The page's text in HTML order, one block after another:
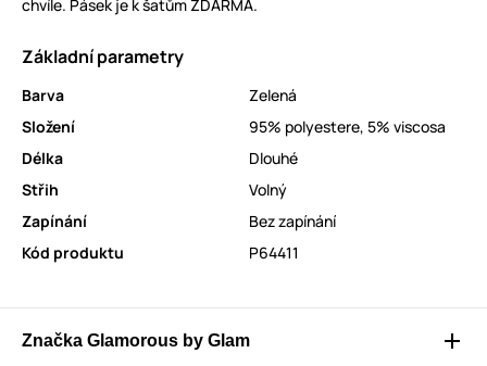
chvíle. Pásek je k šatům ZDARMA.
Základní parametry
Barva
Zelená
Složení
95% polyestere, 5% viscosa
Délka
Dlouhé
Střih
Volný
Zapínání
Bez zapínání
Kód produktu
P64411
Značka Glamorous by Glam